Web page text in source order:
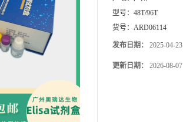
型号： 48T/96T
货号： ARD06114
发布日期： 2025-04-23
更新日期： 2026-08-07